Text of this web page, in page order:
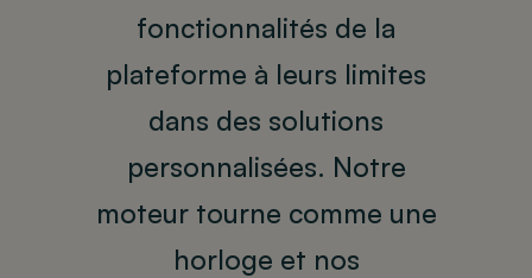
fonctionnalités de la
plateforme à leurs limites
dans des solutions
personnalisées. Notre
moteur tourne comme une
horloge et nos